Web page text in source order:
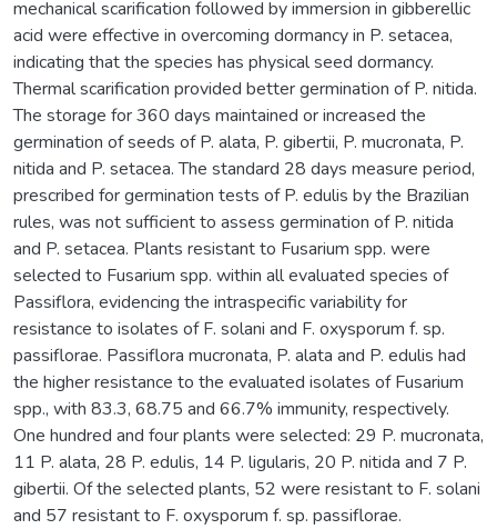
mechanical scarification followed by immersion in gibberellic
acid were effective in overcoming dormancy in P. setacea,
indicating that the species has physical seed dormancy.
Thermal scarification provided better germination of P. nitida.
The storage for 360 days maintained or increased the
germination of seeds of P. alata, P. gibertii, P. mucronata, P.
nitida and P. setacea. The standard 28 days measure period,
prescribed for germination tests of P. edulis by the Brazilian
rules, was not sufficient to assess germination of P. nitida
and P. setacea. Plants resistant to Fusarium spp. were
selected to Fusarium spp. within all evaluated species of
Passiflora, evidencing the intraspecific variability for
resistance to isolates of F. solani and F. oxysporum f. sp.
passiflorae. Passiflora mucronata, P. alata and P. edulis had
the higher resistance to the evaluated isolates of Fusarium
spp., with 83.3, 68.75 and 66.7% immunity, respectively.
One hundred and four plants were selected: 29 P. mucronata,
11 P. alata, 28 P. edulis, 14 P. ligularis, 20 P. nitida and 7 P.
gibertii. Of the selected plants, 52 were resistant to F. solani
and 57 resistant to F. oxysporum f. sp. passiflorae.